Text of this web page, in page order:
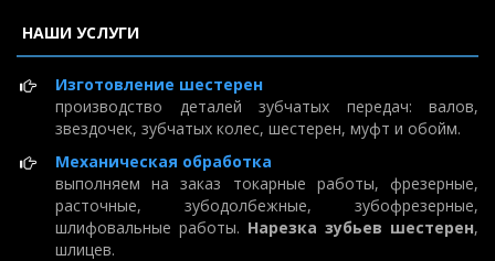
НАШИ УСЛУГИ
Изготовление шестерен
производство деталей зубчатых передач: валов,
звездочек, зубчатых колес, шестерен, муфт и обойм.
Механическая обработка
выполняем на заказ токарные работы, фрезерные,
расточные, зубодолбежные, зубофрезерные,
шлифовальные работы. Нарезка зубьев шестерен,
шлицев.